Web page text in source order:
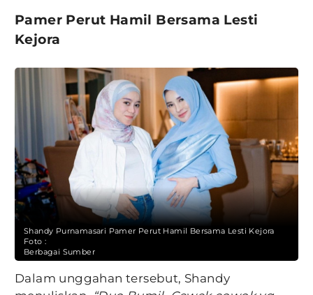
Pamer Perut Hamil Bersama Lesti
Kejora
Shandy Purnamasari Pamer Perut Hamil Bersama Lesti Kejora
Foto :
Berbagai Sumber
Dalam unggahan tersebut, Shandy